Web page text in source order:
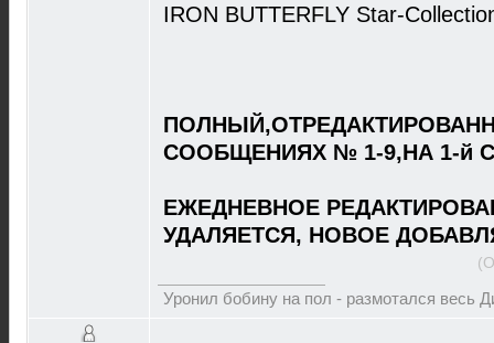
IRON BUTTERFLY Star-
СООБЩЕНИЯХ № 1-9,НА 1-й
ЕЖЕДНЕВНОЕ
УДАЛЯЕТСЯ, НОВОЕ
Уронил бобину на пол - размотался весь